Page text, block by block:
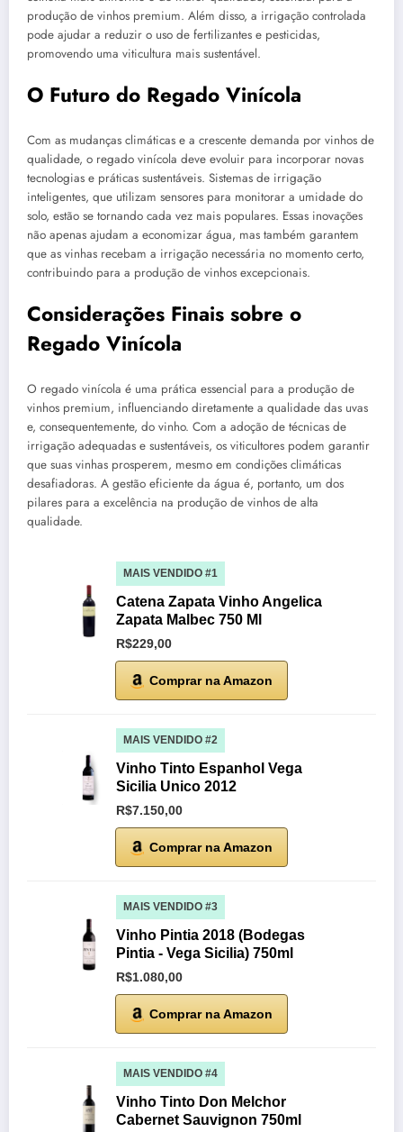
produção de vinhos premium. Além disso, a irrigação controlada
pode ajudar a reduzir o uso de fertilizantes e pesticidas,
promovendo uma viticultura mais sustentável.
O Futuro do Regado Vinícola
Com as mudanças climáticas e a crescente demanda por vinhos de
qualidade, o regado vinícola deve evoluir para incorporar novas
tecnologias e práticas sustentáveis. Sistemas de irrigação
inteligentes, que utilizam sensores para monitorar a umidade do
solo, estão se tornando cada vez mais populares. Essas inovações
não apenas ajudam a economizar água, mas também garantem
que as vinhas recebam a irrigação necessária no momento certo,
contribuindo para a produção de vinhos excepcionais.
Considerações Finais sobre o
Regado Vinícola
O regado vinícola é uma prática essencial para a produção de
vinhos premium, influenciando diretamente a qualidade das uvas
e, consequentemente, do vinho. Com a adoção de técnicas de
irrigação adequadas e sustentáveis, os viticultores podem garantir
que suas vinhas prosperem, mesmo em condições climáticas
desafiadoras. A gestão eficiente da água é, portanto, um dos
pilares para a excelência na produção de vinhos de alta
qualidade.
MAIS VENDIDO #1
Catena Zapata Vinho Angelica
Zapata Malbec 750 Ml
R$229,00
Comprar na Amazon
MAIS VENDIDO #2
Vinho Tinto Espanhol Vega
Sicilia Unico 2012
R$7.150,00
Comprar na Amazon
MAIS VENDIDO #3
Vinho Pintia 2018 (Bodegas
Pintia - Vega Sicilia) 750ml
R$1.080,00
Comprar na Amazon
MAIS VENDIDO #4
Vinho Tinto Don Melchor
Cabernet Sauvignon 750ml